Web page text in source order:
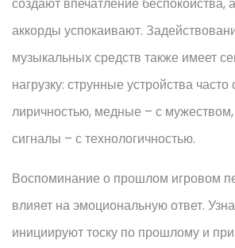
аккорды успокаивают.
музыкальных средств также имеет
нагрузку: струнные устройства часто
лиричностью, медные – с
сигналы – с технологичностью.
Воспоминание о прошлом игровом
влияет на эмоциональную ответ.
инициируют тоску по прошлому и